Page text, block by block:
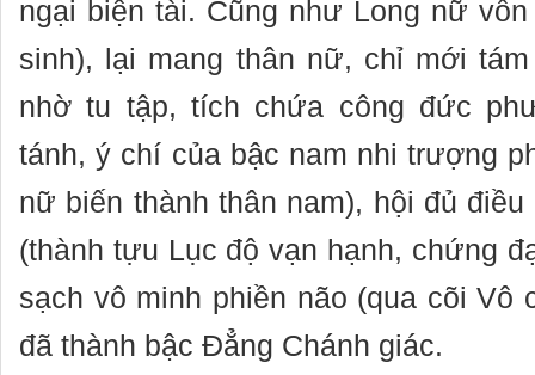
ngại biện tài. Cũng như Long nữ
sinh), lại mang thân nữ, chỉ mới
nhờ tu tập, tích chứa công đức
tánh, ý chí của bậc nam nhi trượng
nữ biến thành thân nam), hội đủ
(thành tựu Lục độ vạn hạnh, chứng
sạch vô minh phiền não (qua cõi Vô
đã thành bậc Đẳng Chánh giác.